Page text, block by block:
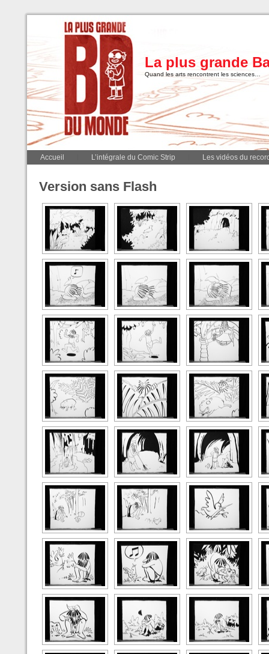
La plus grande
Quand les arts rencontrent les sciences…
Accueil L’intégrale du Comic Strip Les vidéos du
Version sans Flash